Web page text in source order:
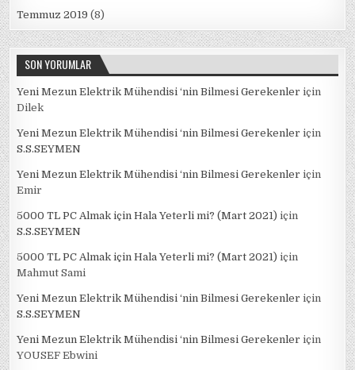
Temmuz 2019 (8)
SON YORUMLAR
Yeni Mezun Elektrik Mühendisi ‘nin Bilmesi Gerekenler için
Dilek
Yeni Mezun Elektrik Mühendisi ‘nin Bilmesi Gerekenler için
S.S.SEYMEN
Yeni Mezun Elektrik Mühendisi ‘nin Bilmesi Gerekenler için
Emir
5000 TL PC Almak için Hala Yeterli mi? (Mart 2021) için
S.S.SEYMEN
5000 TL PC Almak için Hala Yeterli mi? (Mart 2021) için
Mahmut Sami
Yeni Mezun Elektrik Mühendisi ‘nin Bilmesi Gerekenler için
S.S.SEYMEN
Yeni Mezun Elektrik Mühendisi ‘nin Bilmesi Gerekenler için
YOUSEF Ebwini